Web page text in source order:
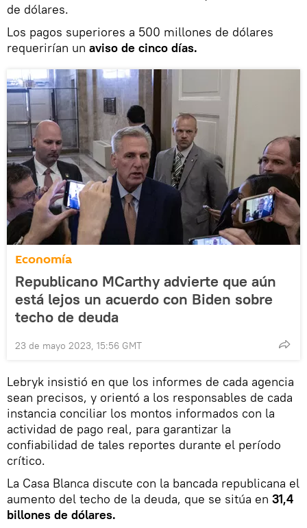
de dólares.
Los pagos superiores a 500 millones de dólares
requerirían un aviso de cinco días.
Economía
Republicano MCarthy advierte que aún
está lejos un acuerdo con Biden sobre
techo de deuda
23 de mayo 2023, 15:56 GMT
Lebryk insistió en que los informes de cada agencia
sean precisos, y orientó a los responsables de cada
instancia conciliar los montos informados con la
actividad de pago real, para garantizar la
confiabilidad de tales reportes durante el período
crítico.
La Casa Blanca discute con la bancada republicana el
aumento del techo de la deuda, que se sitúa en 31,4
billones de dólares.